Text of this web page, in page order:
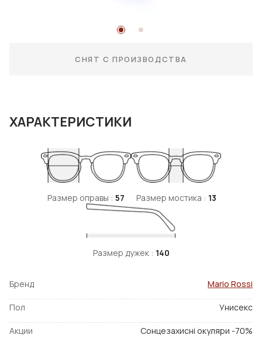
СНЯТ С ПРОИЗВОДСТВА
ХАРАКТЕРИСТИКИ
Размер оправы : 57 Размер мостика : 13
Размер дужек : 140
Бренд Mario Rossi
Пол Унисекс
Акции Сонцезахисні окуляри -70%